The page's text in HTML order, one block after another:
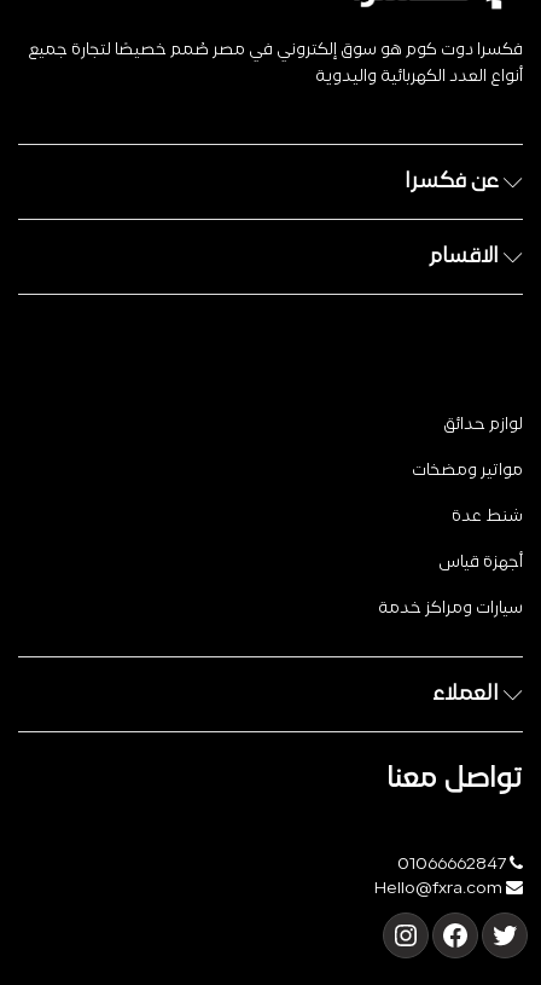
فكسرا دوت كوم هو سوق إلكتروني في مصر صُمم خصيصًا لتجارة جميع
أنواع العدد الكهربائية واليدوية
عن فكسرا
الاقسام
لوازم حدائق
مواتير ومضخات
شنط عدة
أجهزة قياس
سيارات ومراكز خدمة
العملاء
تواصل معنا
تويترفيسبوكإنستجرام